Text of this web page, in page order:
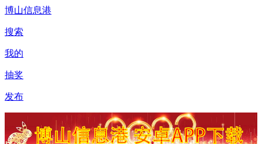
博山信息港
搜索
我的
抽奖
发布